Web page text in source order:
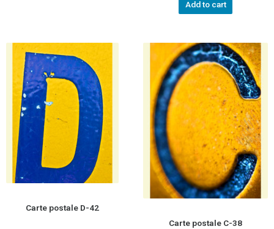
Add to cart
Carte postale D-42
Carte postale C-38